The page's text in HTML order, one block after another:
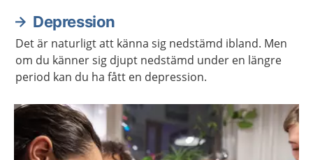
Depression
Det är naturligt att känna sig nedstämd ibland. Men
om du känner sig djupt nedstämd under en längre
period kan du ha fått en depression.